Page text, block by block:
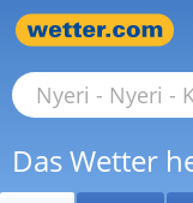
Das Wetter